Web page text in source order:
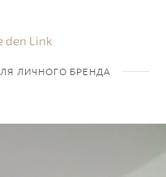
den Link
ЛИЧНОГО БРЕНДА